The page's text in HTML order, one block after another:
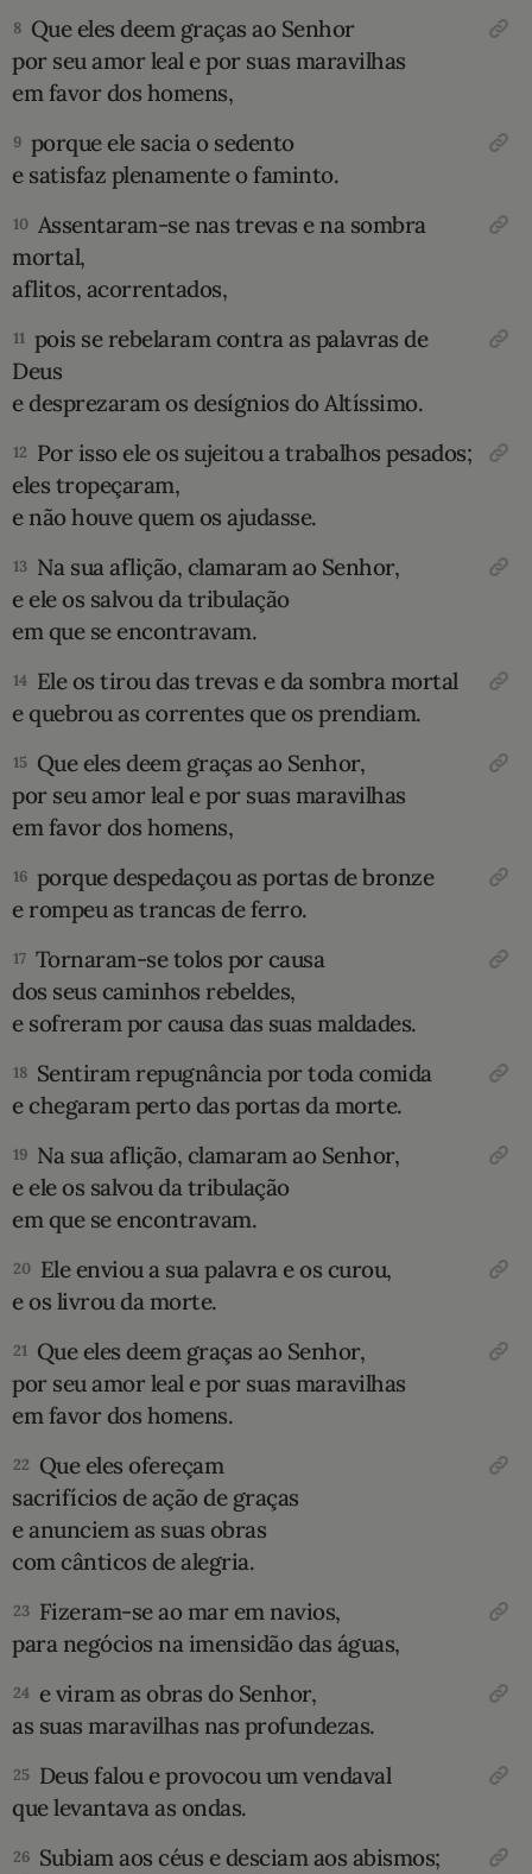
TERMO BÍBLICO
QUEM SOMOS
LOJA BÍBLIAON
8 Que eles deem graças ao Senhor
por seu amor leal e por suas maravilhas
em favor dos homens,
9 porque ele sacia o sedento
e satisfaz plenamente o faminto.
10 Assentaram-se nas trevas e na sombra
mortal,
aflitos, acorrentados,
11 pois se rebelaram contra as palavras de
Deus
e desprezaram os desígnios do Altíssimo.
12 Por isso ele os sujeitou a trabalhos pesados;
eles tropeçaram,
e não houve quem os ajudasse.
13 Na sua aflição, clamaram ao Senhor,
e ele os salvou da tribulação
em que se encontravam.
14 Ele os tirou das trevas e da sombra mortal
e quebrou as correntes que os prendiam.
15 Que eles deem graças ao Senhor,
por seu amor leal e por suas maravilhas
em favor dos homens,
16 porque despedaçou as portas de bronze
e rompeu as trancas de ferro.
17 Tornaram-se tolos por causa
dos seus caminhos rebeldes,
e sofreram por causa das suas maldades.
18 Sentiram repugnância por toda comida
e chegaram perto das portas da morte.
19 Na sua aflição, clamaram ao Senhor,
e ele os salvou da tribulação
em que se encontravam.
20 Ele enviou a sua palavra e os curou,
e os livrou da morte.
21 Que eles deem graças ao Senhor,
por seu amor leal e por suas maravilhas
em favor dos homens.
22 Que eles ofereçam
sacrifícios de ação de graças
e anunciem as suas obras
com cânticos de alegria.
23 Fizeram-se ao mar em navios,
para negócios na imensidão das águas,
24 e viram as obras do Senhor,
as suas maravilhas nas profundezas.
25 Deus falou e provocou um vendaval
que levantava as ondas.
26 Subiam aos céus e desciam aos abismos;